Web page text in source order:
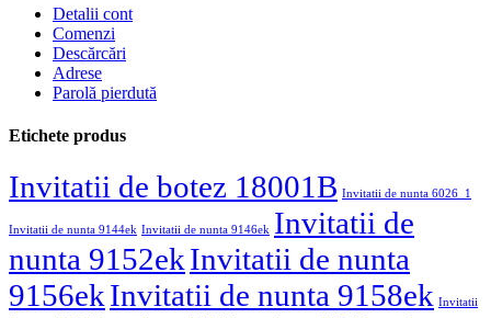
Detalii cont
Comenzi
Descărcări
Adrese
Parolă pierdută
Etichete produs
Invitatii de botez 18001B Invitatii de nunta 6026_1
Invitatii de nunta 9144ek Invitatii de nunta 9146ek Invitatii de
nunta 9152ekInvitatii de nunta
9156ekInvitatii de nunta 9158ek Invitatii